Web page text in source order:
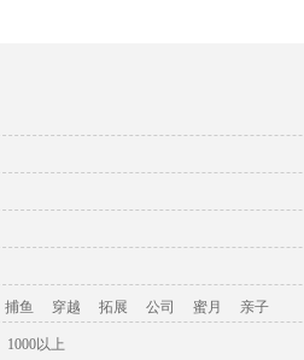
捕鱼 穿越 拓展 公司 蜜月 亲子
1000以上